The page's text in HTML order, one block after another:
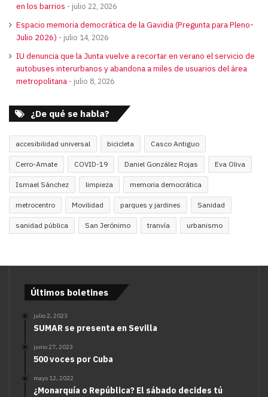
en los barrios
julio 22, 2026
Espacio memoria democrática de la Gavidia (Pregunta para Pleno-
Julio 2026)
julio 14, 2026
IU denuncia que la Junta vuelve a recortar en verano el servicio de
autobuses interurbanos y abandona a miles de usuarios del área
metropolitana
julio 8, 2026
¿De qué se habla?
accesibilidad universal bicicleta Casco Antiguo
Cerro-Amate COVID-19 Daniel González Rojas Eva Oliva
Ismael Sánchez limpieza memoria democrática
metrocentro Movilidad parques y jardines Sanidad
sanidad pública San Jerónimo tranvía urbanismo
Últimos boletines
julio 2, 2023
SUMAR se presenta en Sevilla
junio 27, 2023
500 voces por Cuba
mayo 12, 2022
¿Monarquía o República? El sábado decides tú